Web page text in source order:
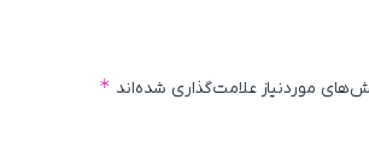
موردنیاز علامت‌گذاری شده‌اند *